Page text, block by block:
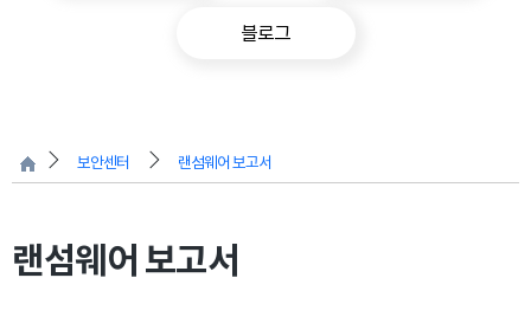
블로그
보안센터 랜섬웨어 보고서
랜섬웨어 보고서